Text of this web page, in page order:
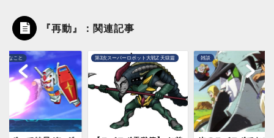
『再動』：関連記事
ーパーロボット大戦Z 天獄篇 雑談 ありがちなこと